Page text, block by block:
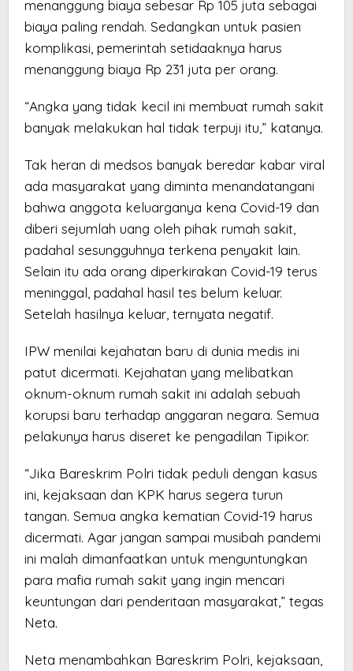
menanggung biaya sebesar Rp 105 juta sebagai
biaya paling rendah. Sedangkan untuk pasien
komplikasi, pemerintah setidaaknya harus
menanggung biaya Rp 231 juta per orang.
“Angka yang tidak kecil ini membuat rumah sakit
banyak melakukan hal tidak terpuji itu,” katanya.
Tak heran di medsos banyak beredar kabar viral
ada masyarakat yang diminta menandatangani
bahwa anggota keluarganya kena Covid-19 dan
diberi sejumlah uang oleh pihak rumah sakit,
padahal sesungguhnya terkena penyakit lain.
Selain itu ada orang diperkirakan Covid-19 terus
meninggal, padahal hasil tes belum keluar.
Setelah hasilnya keluar, ternyata negatif.
IPW menilai kejahatan baru di dunia medis ini
patut dicermati. Kejahatan yang melibatkan
oknum-oknum rumah sakit ini adalah sebuah
korupsi baru terhadap anggaran negara. Semua
pelakunya harus diseret ke pengadilan Tipikor.
“Jika Bareskrim Polri tidak peduli dengan kasus
ini, kejaksaan dan KPK harus segera turun
tangan. Semua angka kematian Covid-19 harus
dicermati. Agar jangan sampai musibah pandemi
ini malah dimanfaatkan untuk menguntungkan
para mafia rumah sakit yang ingin mencari
keuntungan dari penderitaan masyarakat,” tegas
Neta.
Neta menambahkan Bareskrim Polri, kejaksaan,